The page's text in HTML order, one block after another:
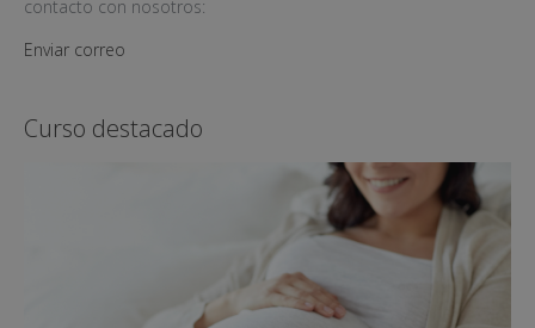
contacto con nosotros:
Enviar correo
Curso destacado